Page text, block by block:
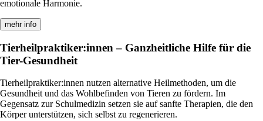
emotionale Harmonie.
mehr info
Tierheilpraktiker:innen – Ganzheitliche Hilfe für die
Tier-Gesundheit
Tierheilpraktiker:innen nutzen alternative Heilmethoden, um die
Gesundheit und das Wohlbefinden von Tieren zu fördern. Im
Gegensatz zur Schulmedizin setzen sie auf sanfte Therapien, die den
Körper unterstützen, sich selbst zu regenerieren.